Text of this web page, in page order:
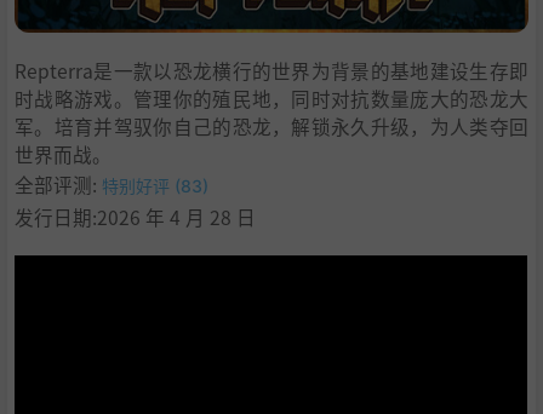
.
10.特色
11.系统需求
12
支持作者
13 . 学习
Repterra是一款以恐龙横行的世界为背景的基地建设生存即
时战略游戏。管理你的殖民地，同时对抗数量庞大的恐龙大
军。培育并驾驭你自己的恐龙，解锁永久升级，为人类夺回
世界而战。
全部评测: 特别好评 (83)
发行日期:2026 年 4 月 28 日